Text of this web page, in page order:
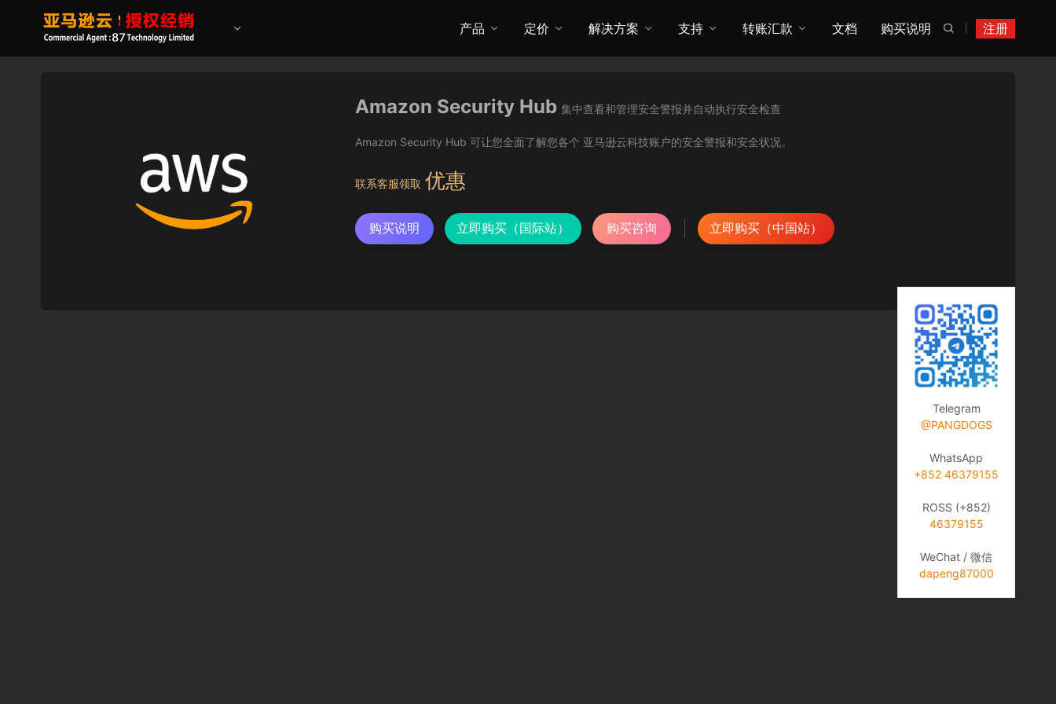
注册

产品 定价 解决方案 支持 转账汇款 文档 购买说明
Amazon Security Hub 集中查看和管理安全警报并自动执行安全检查
Amazon Security Hub 可让您全面了解您各个 亚马逊云科技账户的安全警报和安全状况。
联系客服领取 优惠
购买说明 立即购买（国际站） 购买咨询 立即购买（中国站）
Telegram
@PANGDOGS
WhatsApp
+852 46379155
ROSS (+852)
46379155
WeChat / 微信
dapeng87000